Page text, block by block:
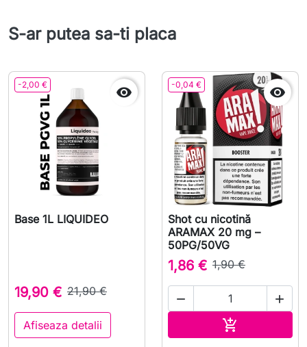
S-ar putea sa-ti placa
-2,00 € 
Base 1L LIQUIDEO
19,90 € 21,90 €
Afiseaza detalii
-0,04 € 
Shot cu nicotină
ARAMAX 20 mg –
50PG/50VG
1,86 € 1,90 €
 
